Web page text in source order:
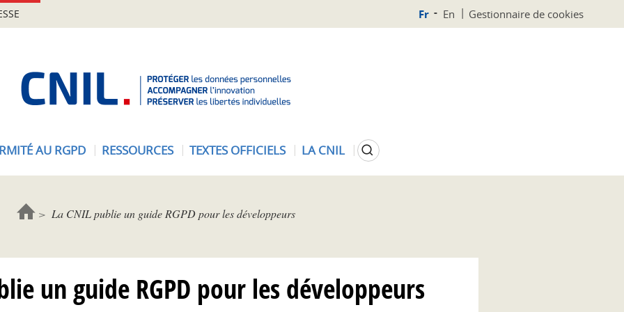
Fr En Gestionnaire de cookies
N
AU RGPD RESSOURCES TEXTES OFFICIELS LA CNIL Rechercher
La CNIL publie un guide RGPD pour les développeurs
un guide RGPD pour les développeurs